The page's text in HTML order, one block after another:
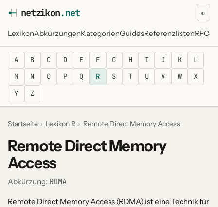
netzikon.net
LexikonAbkürzungenKategorienGuidesReferenzlistenRFC-
◐
A B C D E F G H I J K
L
M
N O P Q R S T U V W
X
Y
Z
Startseite › Lexikon R › Remote Direct Memory Access
Remote Direct Memory
Access
Abkürzung: RDMA
Remote Direct Memory Access (RDMA) ist eine Technik für